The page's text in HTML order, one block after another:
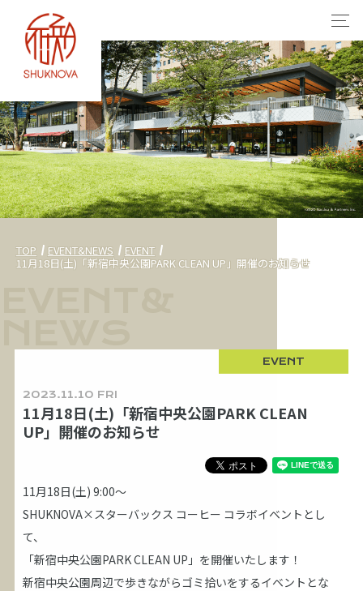
TOP EVENT&NEWS
EVENT
11月18日(土)「新宿中央公園PARK CLEAN UP」開催のお知らせ
EVENT
2023.11.10 FRI
11月18日(土)「新宿中央公園PARK CLEAN
UP」開催のお知らせ
11月18日(土) 9:00～
SHUKNOVA×スターバックス コーヒー コラボイベントとし
て、
「新宿中央公園PARK CLEAN UP」を開催いたします！
新宿中央公園周辺で歩きながらゴミ拾いをするイベントとな